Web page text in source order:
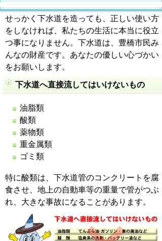
せっかく下水道を造っても、正しい使い方
をしなければ、私たちの生活に本当に役立
つ事になりません。下水道は、豊橋市民み
んなの財産です。あなたの優しい心づかい
をお願いします。
下水道へ直接流してはいけないもの
油脂類
酸類
薬物類
重金属類
ゴミ類
特に酸類は、下水道管のコンクリートを腐
食させ、地上の自動車等の重量で管がつぶ
れ、大きな事故になることがあります。